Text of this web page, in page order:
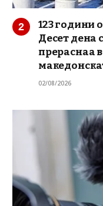
123 години
Десет дена
прераснаа
02/08/2026